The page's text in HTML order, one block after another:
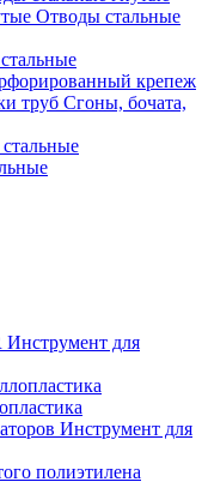
Отводы стальные
крепеж
Сгоны, бочата,
Инструмент для
Инструмент для